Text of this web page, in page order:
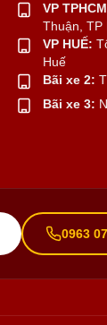
VP
Thuận, TP
VP HUẾ:
Huế
Bãi xe 2:
Bãi xe 3:
0963